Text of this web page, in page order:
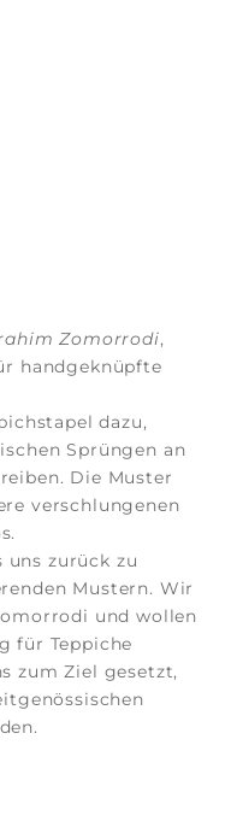
Zomorrodi,
handgeknüpfte
dazu,
Sprüngen an
Die Muster
verschlungenen
uns zurück zu
Mustern. Wir
und wollen
für Teppiche
zum Ziel gesetzt,